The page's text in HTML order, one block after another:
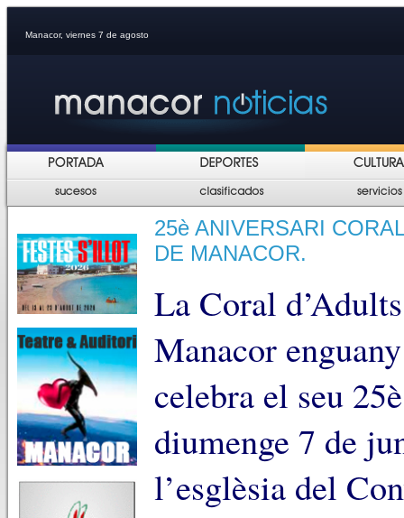
Manacor, viernes 7 de agosto
25è ANIVERSARI
DE MANACOR.
La Coral
Manacor
celebra el seu
diumenge 7 de
l’esglèsia del